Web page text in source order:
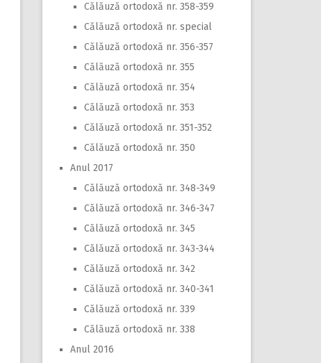
Călăuză ortodoxă nr. 358-359
Călăuză ortodoxă nr. special
Călăuză ortodoxă nr. 356-357
Călăuză ortodoxă nr. 355
Călăuză ortodoxă nr. 354
Călăuză ortodoxă nr. 353
Călăuză ortodoxă nr. 351-352
Călăuză ortodoxă nr. 350
Anul 2017
Călăuză ortodoxă nr. 348-349
Călăuză ortodoxă nr. 346-347
Călăuză ortodoxă nr. 345
Călăuză ortodoxă nr. 343-344
Călăuză ortodoxă nr. 342
Călăuză ortodoxă nr. 340-341
Călăuză ortodoxă nr. 339
Călăuză ortodoxă nr. 338
Anul 2016